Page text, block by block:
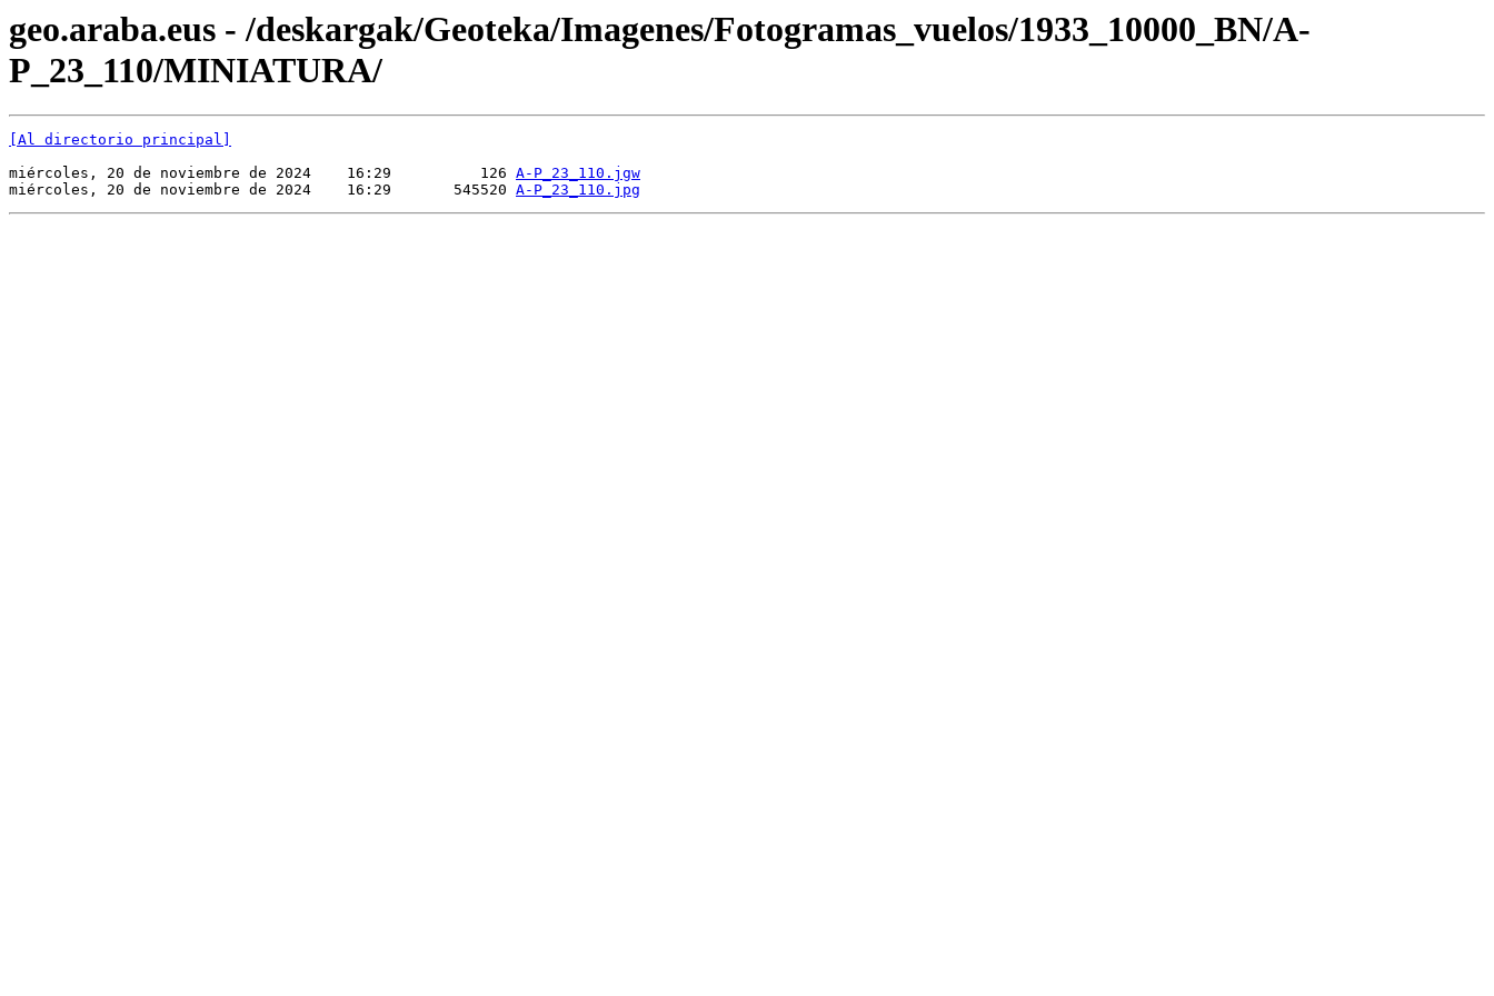
geo.araba.eus - /deskargak/Geoteka/Imagenes/Fotogramas_vuelos/1933_10000_BN/A-
P_23_110/MINIATURA/
[Al directorio principal]
miércoles, 20 de noviembre de 2024    16:29          126 A-P_23_110.jgw
miércoles, 20 de noviembre de 2024    16:29       545520 A-P_23_110.jpg